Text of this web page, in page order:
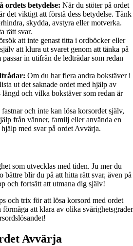
ordets betydelse: När du stöter på ordet
det viktigt att förstå dess betydelse. Tänk
skydda, avstyra eller motverka.
rätt svar.
att inte genast titta i ordböcker eller
att klura ut svaret genom att tänka på
in utifrån de ledtrådar som redan
Om du har flera andra bokstäver i
ut det saknade ordet med hjälp av
längd och vilka bokstäver som redan är
och inte kan lösa korsordet själv,
från vänner, familj eller använda en
med svar på ordet Avvärja.
som utvecklas med tiden. Ju mer du
bättre blir du på att hitta rätt svar, även på
och fortsätt att utmana dig själv!
och trix för att lösa korsord med ordet
att klara av olika svårighetsgrader
Avvärja